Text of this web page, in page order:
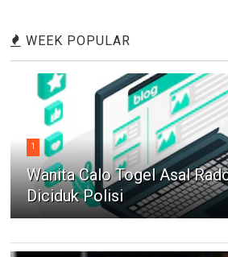
WEEK POPULAR
1
Wanita Calo Togel Asal
Diciduk Polisi